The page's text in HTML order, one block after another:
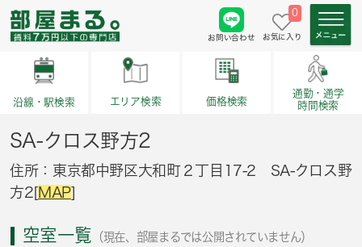
お問い合わせ
0
お気に入り
沿線・駅検索 エリア検索 価格検索
通勤・通学
時間検索
SA-クロス野方2
住所：東京都中野区大和町２丁目17-2 SA-クロス野
方2[MAP]
空室一覧 （現在、部屋まるでは公開されていません）